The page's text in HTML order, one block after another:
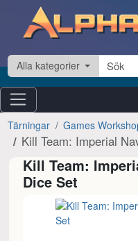
Hoppa till innehåll
Alla kategorier
Tärningar Games
Kill Team: Imperial
Kill Team:
Dice Set